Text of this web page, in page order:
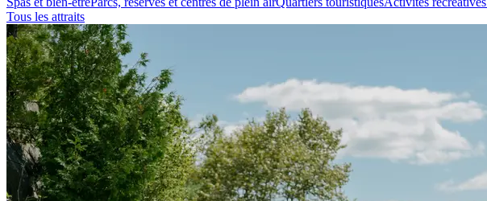
Tous les attraits